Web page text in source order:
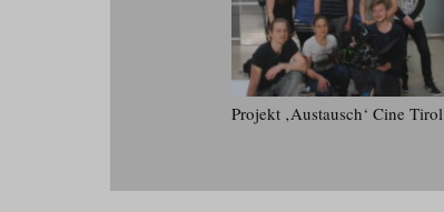
Projekt ‚Austausch‘ Cine Tirol